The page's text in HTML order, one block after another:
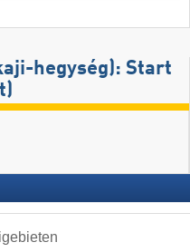
hegység): Start